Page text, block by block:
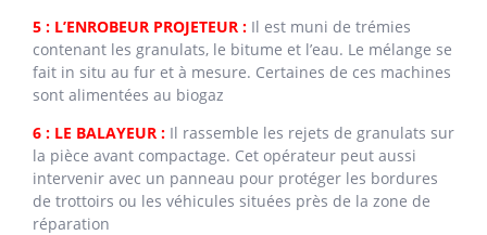
5 : L’ENROBEUR PROJETEUR : Il est muni de trémies
contenant les granulats, le bitume et l’eau. Le mélange se
fait in situ au fur et à mesure. Certaines de ces machines
sont alimentées au biogaz
6 : LE BALAYEUR : Il rassemble les rejets de granulats sur
la pièce avant compactage. Cet opérateur peut aussi
intervenir avec un panneau pour protéger les bordures
de trottoirs ou les véhicules situées près de la zone de
réparation